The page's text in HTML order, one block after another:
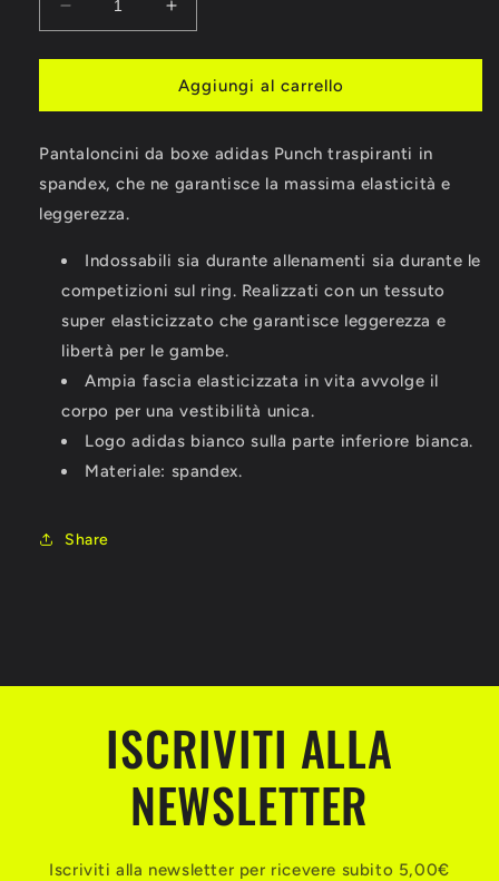
Diminuisci
quantità
per
ADIDAS
PUNCH
LINE
Aumenta
quantità
per
SHORTS
ADIDAS
PUNCH
LINE
Aggiungi al carrello
Pantaloncini da boxe adidas Punch traspiranti in
spandex, che ne garantisce la massima elasticità e
leggerezza.
Indossabili sia durante allenamenti sia durante le
competizioni sul ring. Realizzati con un tessuto
super elasticizzato che garantisce leggerezza e
libertà per le gambe.
Ampia fascia elasticizzata in vita avvolge il
corpo per una vestibilità unica.
Logo adidas bianco sulla parte inferiore bianca.
Materiale: spandex.
Share
ISCRIVITI ALLA
NEWSLETTER
Iscriviti alla newsletter per ricevere subito 5,00€